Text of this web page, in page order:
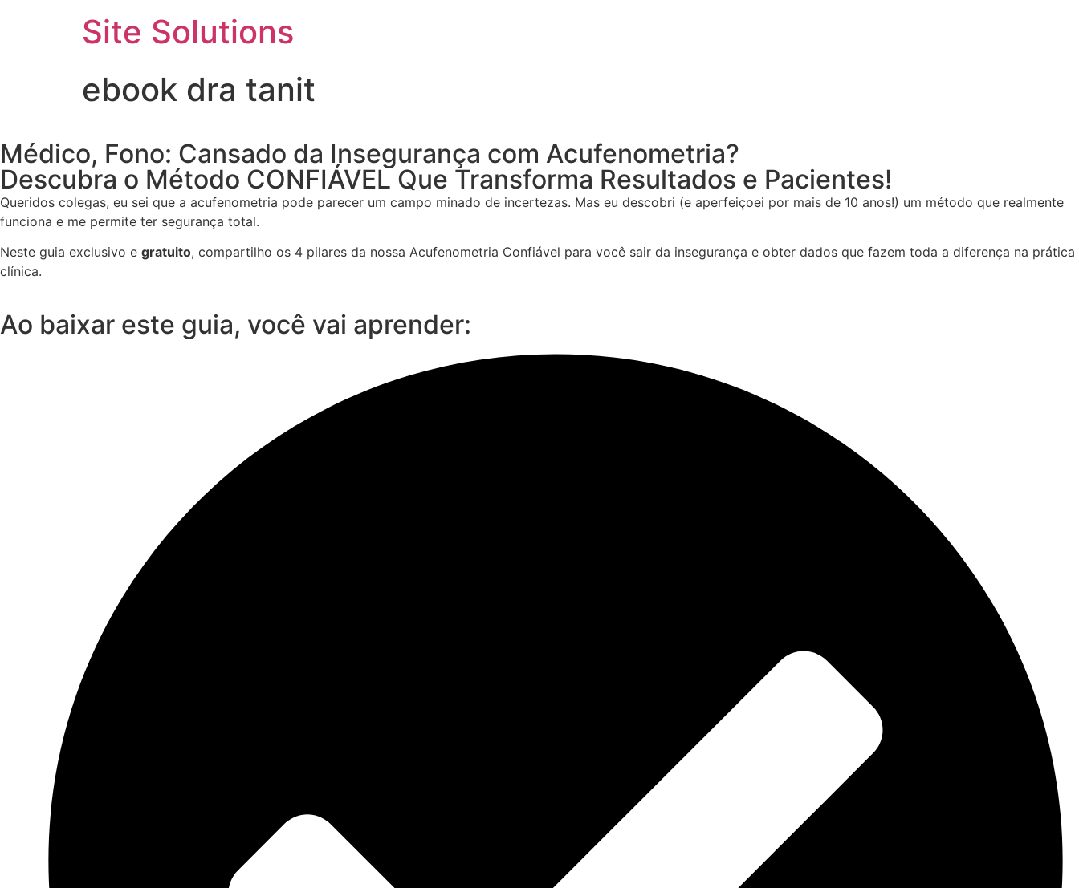
Site Solutions
ebook dra tanit
Médico, Fono: Cansado da Insegurança com Acufenometria?
Descubra o Método CONFIÁVEL Que Transforma Resultados e Pacientes!
Queridos colegas, eu sei que a acufenometria pode parecer um campo minado de incertezas. Mas eu descobri (e aperfeiçoei por mais de 10 anos!) um método que realmente
funciona e me permite ter segurança total.
Neste guia exclusivo e gratuito, compartilho os 4 pilares da nossa Acufenometria Confiável para você sair da insegurança e obter dados que fazem toda a diferença na prática
clínica.
Ao baixar este guia, você vai aprender: